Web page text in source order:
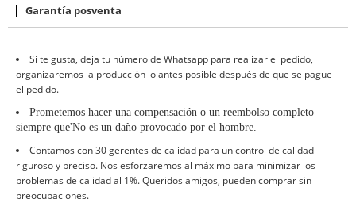
Garantía posventa
Si te gusta, deja tu número de Whatsapp para realizar el pedido,
organizaremos la producción lo antes posible después de que se pague
el pedido.
Prometemos hacer una compensación o un reembolso completo
siempre que'No es un daño provocado por el hombre
Contamos con 30 gerentes de calidad para un control de calidad
riguroso y preciso. Nos esforzaremos al máximo para minimizar los
problemas de calidad al 1%. Queridos amigos, pueden comprar sin
preocupaciones.